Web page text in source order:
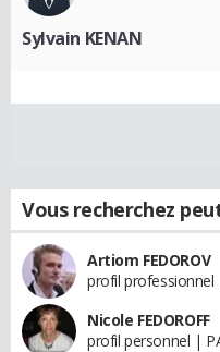
Sylvain KENAN
Vous recherchez
Artiom FEDOROV
profil
Nicole FEDOROFF
profil personnel |